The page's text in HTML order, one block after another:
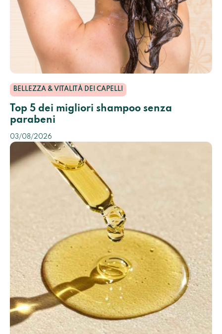
BELLEZZA & VITALITÀ DEI CAPELLI
Top 5 dei migliori shampoo senza
parabeni
03/08/2026